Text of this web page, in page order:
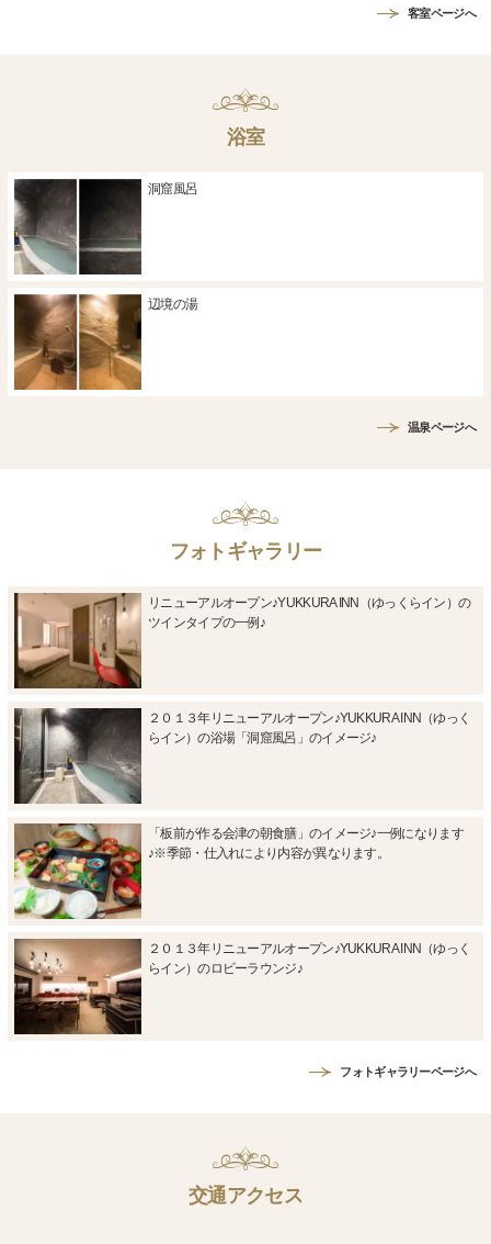
客室ページへ
浴室
洞窟風呂
辺境の湯
温泉ページへ
フォトギャラリー
リニューアルオープン♪YUKKURA INN（ゆっくらイン）の
ツインタイプの一例♪
２０１３年リニューアルオープン♪YUKKURA INN（ゆっく
らイン）の浴場「洞窟風呂」のイメージ♪
「板前が作る会津の朝食膳」のイメージ♪一例になります
♪※季節・仕入れにより内容が異なります。
２０１３年リニューアルオープン♪YUKKURA INN（ゆっく
らイン）のロビーラウンジ♪
フォトギャラリーページへ
交通アクセス